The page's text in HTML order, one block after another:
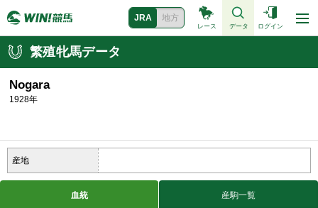
JRA 地方
レース データ ログイン
繁殖牝馬データ
Nogara
1928年
産地
血統 産駒一覧